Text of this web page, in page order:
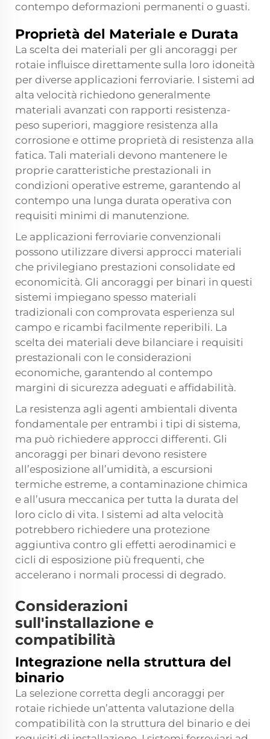
contempo deformazioni permanenti o guasti.
Proprietà del Materiale e Durata
La scelta dei materiali per gli ancoraggi per
rotaie influisce direttamente sulla loro idoneità
per diverse applicazioni ferroviarie. I sistemi ad
alta velocità richiedono generalmente
materiali avanzati con rapporti resistenza-
peso superiori, maggiore resistenza alla
corrosione e ottime proprietà di resistenza alla
fatica. Tali materiali devono mantenere le
proprie caratteristiche prestazionali in
condizioni operative estreme, garantendo al
contempo una lunga durata operativa con
requisiti minimi di manutenzione.
Le applicazioni ferroviarie convenzionali
possono utilizzare diversi approcci materiali
che privilegiano prestazioni consolidate ed
economicità. Gli ancoraggi per binari in questi
sistemi impiegano spesso materiali
tradizionali con comprovata esperienza sul
campo e ricambi facilmente reperibili. La
scelta dei materiali deve bilanciare i requisiti
prestazionali con le considerazioni
economiche, garantendo al contempo
margini di sicurezza adeguati e affidabilità.
La resistenza agli agenti ambientali diventa
fondamentale per entrambi i tipi di sistema,
ma può richiedere approcci differenti. Gli
ancoraggi per binari devono resistere
all’esposizione all’umidità, a escursioni
termiche estreme, a contaminazione chimica
e all’usura meccanica per tutta la durata del
loro ciclo di vita. I sistemi ad alta velocità
potrebbero richiedere una protezione
aggiuntiva contro gli effetti aerodinamici e
cicli di esposizione più frequenti, che
accelerano i normali processi di degrado.
Considerazioni
sull'installazione e
compatibilità
Integrazione nella struttura del
binario
La selezione corretta degli ancoraggi per
rotaie richiede un’attenta valutazione della
compatibilità con la struttura del binario e dei